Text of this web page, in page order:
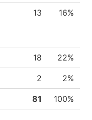
13 16%
18 22%
2 2%
81 100%